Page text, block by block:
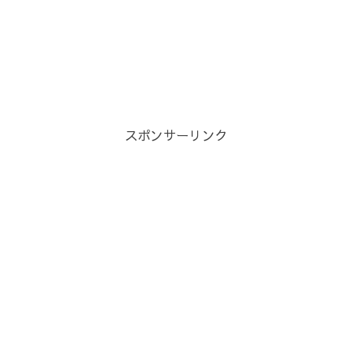
スポンサーリンク